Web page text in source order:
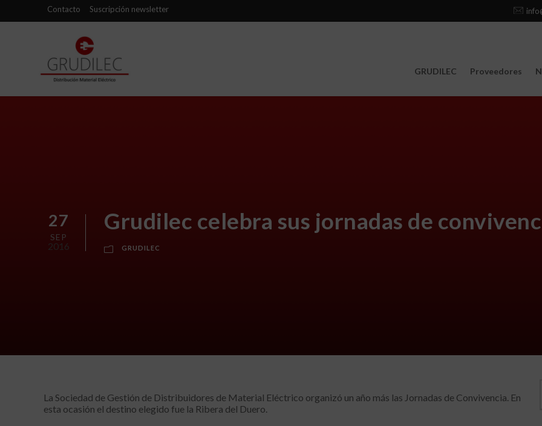
Contacto Suscripción newsletter
GRUDILEC Proveedores
27
SEP
2016
Grudilec celebra sus jornadas de
GRUDILEC
La Sociedad de Gestión de Distribuidores de Material Eléctrico organizó un año más las Jornadas de Convivencia. En
esta ocasión el destino elegido fue la Ribera del Duero.